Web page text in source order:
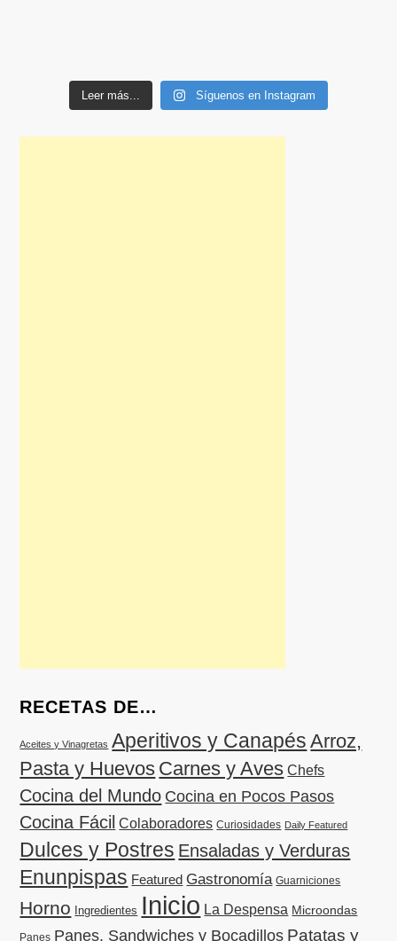
Leer más... Síguenos en Instagram
RECETAS DE…
Aceites y Vinagretas Aperitivos y Canapés Arroz,
Pasta y Huevos Carnes y Aves Chefs
Cocina del Mundo Cocina en Pocos Pasos
Cocina Fácil Colaboradores Curiosidades Daily Featured
Dulces y Postres Ensaladas y Verduras
Enunpispas Featured Gastronomía Guarniciones
Horno Ingredientes Inicio La Despensa Microondas
Panes Panes, Sandwiches y Bocadillos Patatas y